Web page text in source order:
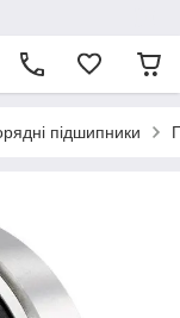
підшипники